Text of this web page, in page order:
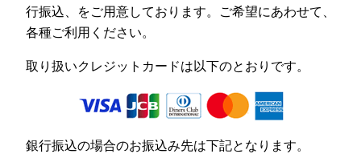
行振込、をご用意しております。ご希望にあわせて、
各種ご利用ください。
取り扱いクレジットカードは以下のとおりです。
銀行振込の場合のお振込み先は下記となります。